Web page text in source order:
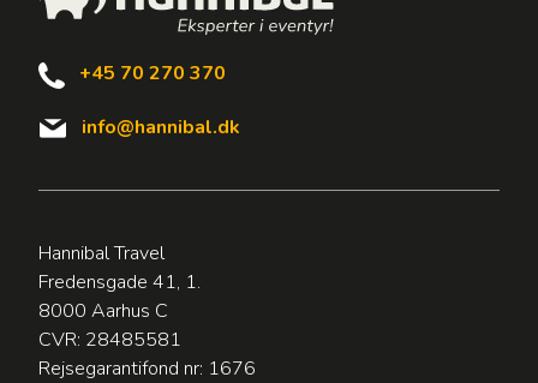
+45 70 270 370
info@hannibal.dk
Hannibal Travel
Fredensgade 41, 1.
8000 Aarhus C
CVR: 28485581
Rejsegarantifond nr: 1676